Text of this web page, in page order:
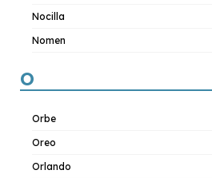
Nocilla
Nomen
O
Orbe
Oreo
Orlando